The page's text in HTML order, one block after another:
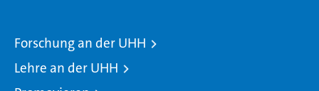
Forschung an der UHH
Lehre an der UHH